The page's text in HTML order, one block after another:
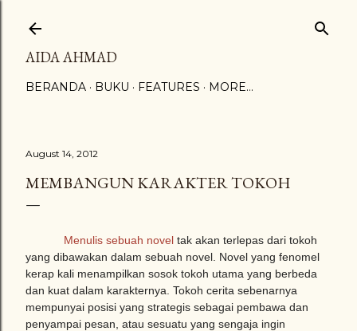
AIDA AHMAD
BERANDA BUKU FEATURES MORE…
August 14, 2012
MEMBANGUN KARAKTER TOKOH
Menulis sebuah novel tak akan terlepas dari tokoh
yang dibawakan dalam sebuah novel. Novel yang fenomel
kerap kali menampilkan sosok tokoh utama yang berbeda
dan kuat dalam karakternya. Tokoh cerita sebenarnya
mempunyai posisi yang strategis sebagai pembawa dan
penyampai pesan, atau sesuatu yang sengaja ingin